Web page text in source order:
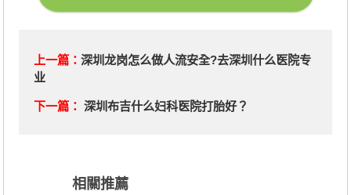
上一篇： 深圳龙岗怎么做人流安全?去深圳什么医院专
业
下一篇： 深圳布吉什么妇科医院打胎好？
相關推薦